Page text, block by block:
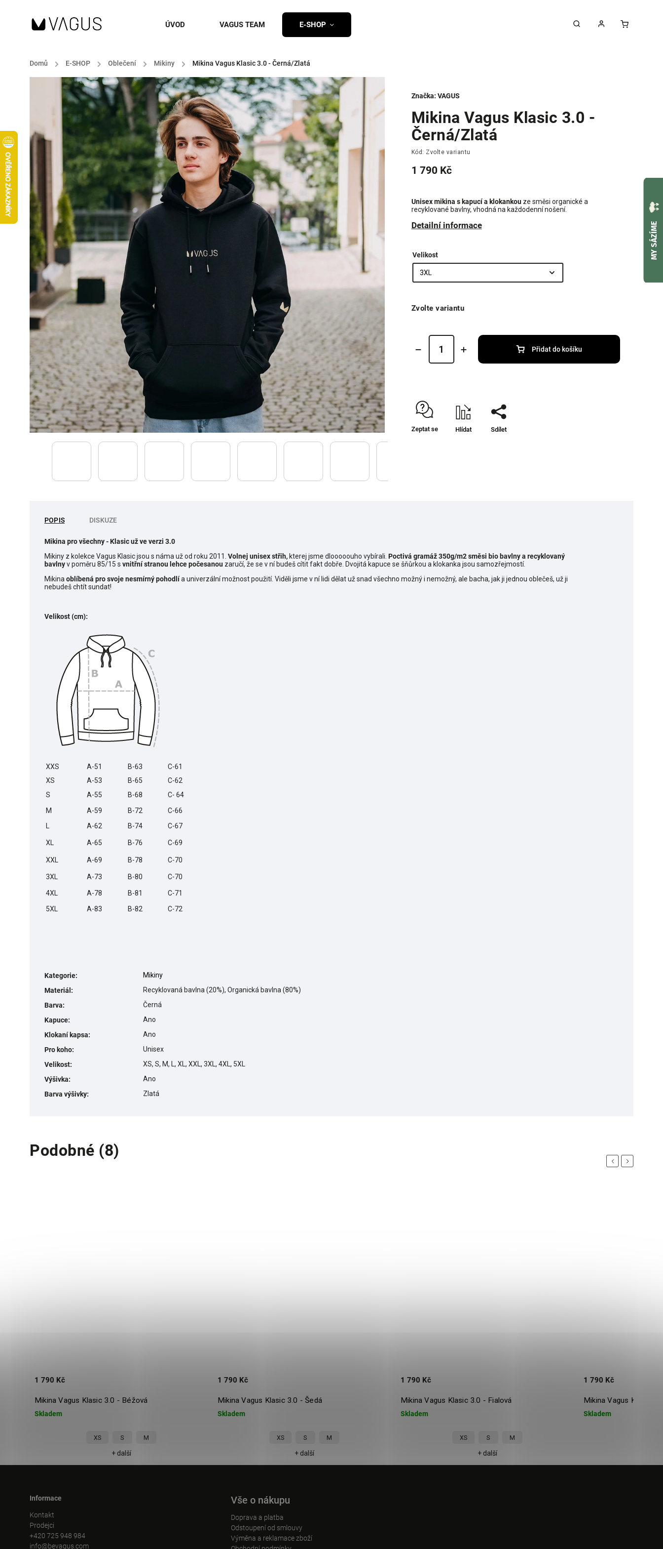
ÚVOD VAGUS TEAM E-SHOP
Domů / E-SHOP / Oblečení / Mikiny / Mikina Vagus Klasic 3.0 - Černá/Zlatá
Mikina Vagus Klasic 3.0 -
Černá/Zlatá
Kód: Zvolte variantu
1 790 Kč
Unisex mikina s kapucí a klokankouze směsi organické a
recyklované bavlny, vhodná na každodenní nošení.
Detailní informace
Značka: VAGUS
Velikost
Zvolte variantu
Přidat do košíku
Zeptat se Hlídat Sdílet
POPIS DISKUZE
Mikina pro všechny- Klasic už ve verzi 3.0
Mikiny z kolekce Vagus Klasic jsou s náma už od roku 2011. Volnej unisex střih, kterej jsme dlooooouho vybírali. Poctivá gramáž 350g/m2 směsi bio bavlny a recyklovaný
bavlnyv poměru 85/15 s vnitřní stranou lehce počesanou zaručí, že se v ní budeš cítit fakt dobře. Dvojitá kapuce se šňůrkou a klokanka jsou samozřejmostí.
Mikina oblíbená pro svoje nesmírný pohodlía univerzální možnost použití. Viděli jsme v ní lidi dělat už snad všechno možný i nemožný, ale bacha, jak ji jednou oblečeš, už ji
nebudeš chtít sundat!
Velikost (cm):
XXS A-51 B-63
C-61
XS
A-53 B-65
C-62
S
A-55 B-68
C- 64
M
A-59 B-72
C-66
L
A-62 B-74 C-67
XL A-65 B-76 C-69
XXL A-69 B-78 C-70
3XL A-73 B-80 C-70
4XL A-78 B-81
C-71
5XL
A-83 B-82 C-72
Kategorie:
Mikiny
Materiál :
Recyklovaná bavlna (20%), Organická bavlna (80%)
Barva:
Černá
Kapuce:
Ano
Klokaní kapsa:
Ano
Pro koho:
Unisex
Velikost:
XS, S, M, L, XL, XXL, 3XL, 4XL, 5XL
Výšivka:
Ano
Barva výšivky: Zlatá
Podobné (8)
Previous
Mikina Vagus Klasic 3.0 - Béžová
Skladem
1 790 Kč
XS S M
+ další
Mikina Vagus Klasic 3.0 - Šedá
Skladem
1 790 Kč
XS S M
+ další
Mikina Vagus Klasic 3.0 - Fialová
Skladem
1 790 Kč
XS S M
+ další
Mikina Vagus Klasic
Skladem
1 790 Kč
Next
Informace
Kontakt
Prodejci
+420 725 948 984
info@bevagus.com
Vše o nákupu
Doprava a platba
Odstoupení od smlouvy
Výměna a reklamace zboží
MY SÁZÍME